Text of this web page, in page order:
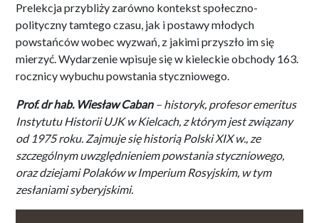
Prelekcja przybliży zarówno kontekst społeczno-
polityczny tamtego czasu, jak i postawy młodych
powstańców wobec wyzwań, z jakimi przyszło im się
mierzyć. Wydarzenie wpisuje się w kieleckie obchody 163.
rocznicy wybuchu powstania styczniowego.
Prof. dr hab. Wiesław Caban– historyk, profesor emeritus
Instytutu Historii UJK w Kielcach, z którym jest związany
od 1975 roku. Zajmuje się historią Polski XIX w., ze
szczególnym uwzględnieniem powstania styczniowego,
oraz dziejami Polaków w Imperium Rosyjskim, w tym
zesłaniami syberyjskimi.